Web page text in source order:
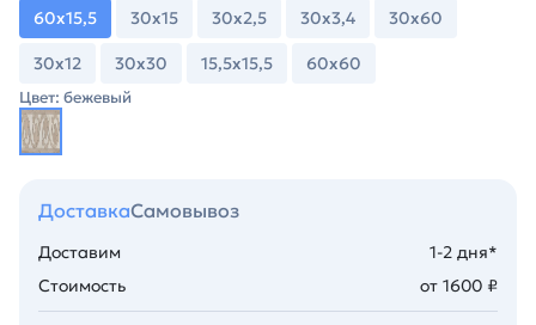
60х15,5 30х15 30х2,5 30х3,4 30х60
30х12 30х30 15,5х15,5 60х60
Цвет: бежевый
ДоставкаСамовывоз
Доставим
1-2 дня*
Стоимость
от 1600 ₽